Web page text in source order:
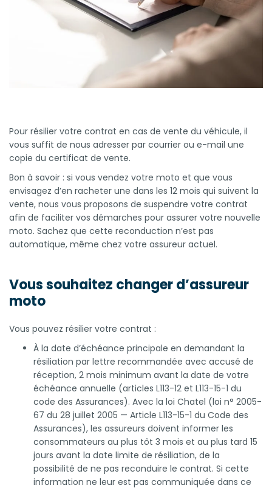
Votre relevé de sinistres d’assurance moto
Les procédures possibles pour résilier votre assurance
Les obligations du motard après la résiliation de son
Pourquoi résilier son assurance moto ?
fonctionne la résiliation ?
Résiliation de contrat : les pièces justificatives
Pour résilier votre contrat en cas de vente du véhicule, il
vous suffit de nous adresser par courrier ou e-mail une
copie du certificat de vente.
Bon à savoir : si vous vendez votre moto et que vous
envisagez d’en racheter une dans les 12 mois qui suivent la
vente, nous vous proposons de suspendre votre contrat
afin de faciliter vos démarches pour assurer votre nouvelle
moto. Sachez que cette reconduction n’est pas
automatique, même chez votre assureur actuel.
Vous souhaitez changer d’assureur
moto
Vous pouvez résilier votre contrat :
À la date d’échéance principale en demandant la
résiliation par lettre recommandée avec accusé de
réception, 2 mois minimum avant la date de votre
échéance annuelle (articles L113-12 et L113-15-1 du
code des Assurances). Avec la loi Chatel (loi n° 2005-
67 du 28 juillet 2005 — Article L113-15-1 du Code des
Assurances), les assureurs doivent informer les
consommateurs au plus tôt 3 mois et au plus tard 15
jours avant la date limite de résiliation, de la
possibilité de ne pas reconduire le contrat. Si cette
information ne leur est pas communiquée dans ce